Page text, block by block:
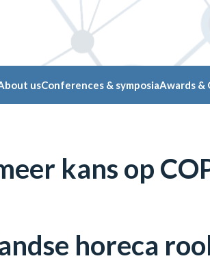
usConferences & symposiaAwards &
kans op
horeca